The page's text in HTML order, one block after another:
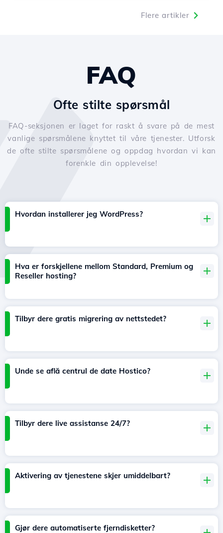
Flere artikler
FAQ
Ofte stilte spørsmål
FAQ-seksjonen er laget for raskt å svare på de mest
vanlige spørsmålene knyttet til våre tjenester. Utforsk
de ofte stilte spørsmålene og oppdag hvordan vi kan
forenkle din opplevelse!
Hvordan installerer jeg WordPress?
Hva er forskjellene mellom Standard, Premium og
Reseller hosting?
Tilbyr dere gratis migrering av nettstedet?
Unde se află centrul de date Hostico?
Tilbyr dere live assistanse 24/7?
Aktivering av tjenestene skjer umiddelbart?
Gjør dere automatiserte fjerndisketter?